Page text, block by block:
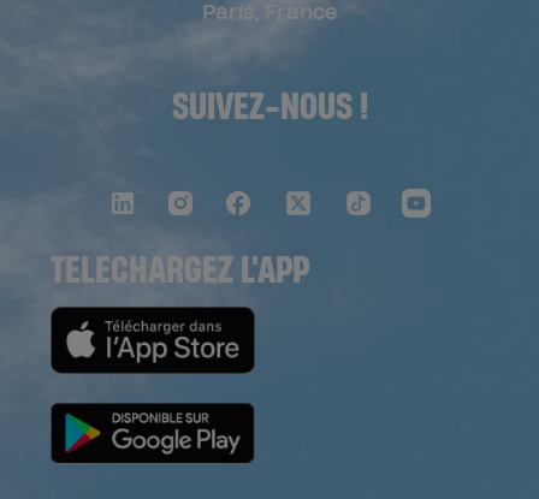
Paris, France
SUIVEZ-NOUS !
TELECHARGEZ L'APP